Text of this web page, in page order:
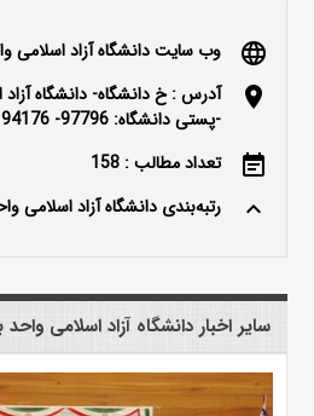
language وب سایت دانشگاه آزاد اسلامی
location_on
آدرس : خ دانشگاه- دانشگاه
-پستی دانشگاه: 97796- 94176
event_note تعداد مطالب : 158
keyboard_arrow_up رتبه‌بندی دانشگاه آزاد اسلامی
سایر اخبار دانشگاه آزاد اسلامی واحد